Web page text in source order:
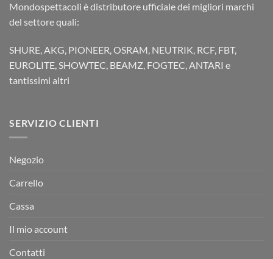
Mondospettacoli è distributore ufficiale dei migliori marchi
del settore quali:
SHURE, AKG, PIONEER, OSRAM, NEUTRIK, RCF, FBT,
EUROLITE, SHOWTEC, BEAMZ, FOGTEC, ANTARI e
tantissimi altri
SERVIZIO CLIENTI
Negozio
Carrello
Cassa
Il mio account
Contatti